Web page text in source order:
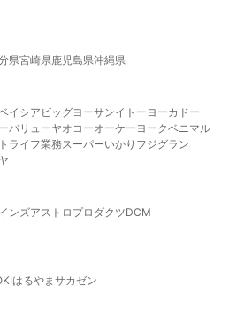
県宮崎県鹿児島県沖縄県
イシア ビッグヨーサンイトーヨーカドー
バリューヤオコーオーケー ヨークベニマル
ライフ業務スーパーいかり フジグラン
ンズアストロプロダクツDCM
はるやま サカゼン